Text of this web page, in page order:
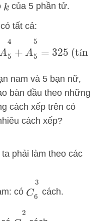
k của 5 phần tử.
tất cả:
í
A5 A5 325 (tín
nam và 5 bạn nữ,
bàn đầu theo những
cách xếp trên có
cách xếp?
phải làm theo các
có 6 cách.
C5